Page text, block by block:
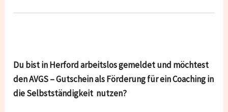
Du bist in Herford arbeitslos gemeldet und möchtest
den AVGS – Gutschein als Förderung für ein Coaching in
die Selbstständigkeit nutzen?